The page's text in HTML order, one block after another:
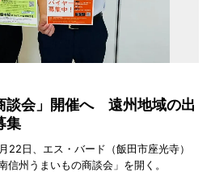
談会」開催へ 遠州地域の出
集
22日、エス・バード（飯田市座光寺）
州うまいもの商談会」を開く。